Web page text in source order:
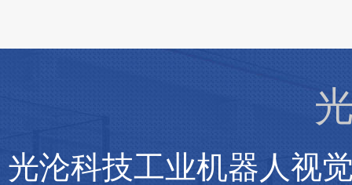
光沦科技工业机器人视